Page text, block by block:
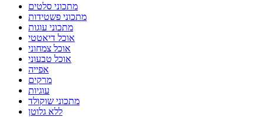
מתכוני סלטים
מתכוני פשטידות
מתכוני עוגות
אוכל דיאטטי
אוכל צמחוני
אוכל טבעוני
אפייה
מרקים
עוגיות
מתכוני שוקולד
ללא גלוטן